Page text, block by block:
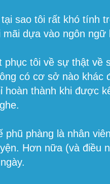
sao tôi rất khó tính
mãi dựa vào ngôn
phục tôi về sự thật về
có cơ sở nào khác
hoàn thành khi được
phũ phàng là nhân
Hơn nữa (và điều